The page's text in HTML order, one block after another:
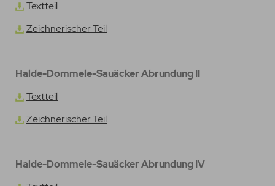
Textteil
Zeichnerischer Teil
Halde-Dommele-Sauäcker Abrundung II
Textteil
Zeichnerischer Teil
Halde-Dommele-Sauäcker Abrundung IV